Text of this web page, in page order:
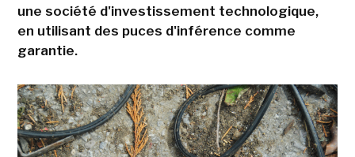
une société d'investissement technologique,
en utilisant des puces d'inférence comme
garantie.